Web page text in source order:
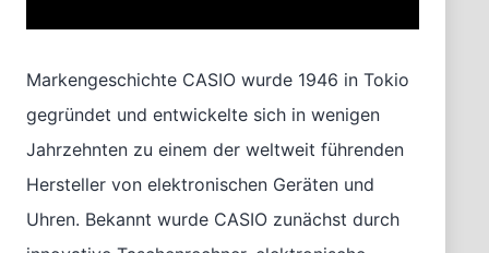
Markengeschichte CASIO wurde 1946 in Tokio
gegründet und entwickelte sich in wenigen
Jahrzehnten zu einem der weltweit führenden
Hersteller von elektronischen Geräten und
Uhren. Bekannt wurde CASIO zunächst durch